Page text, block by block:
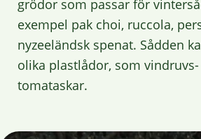
grödor som passar för
exempel pak choi, ruccola,
nyzeeländsk spenat. Sådden
olika plastlådor, som
tomataskar.